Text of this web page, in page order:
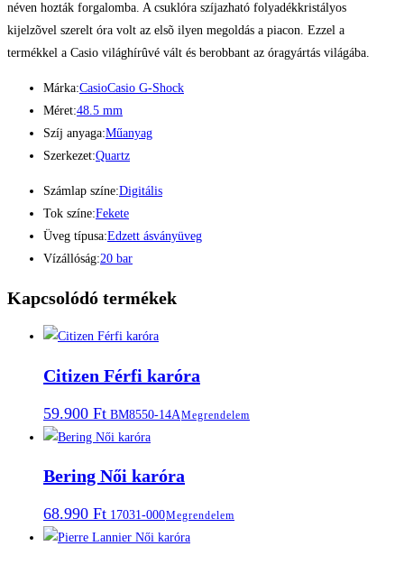
néven hozták forgalomba. A csuklóra szíjazható folyadékkristályos
kijelzõvel szerelt óra volt az elsõ ilyen megoldás a piacon. Ezzel a
termékkel a Casio világhírûvé vált és berobbant az óragyártás világába.
Márka:CasioCasio G-Shock
Méret:48.5 mm
Szíj anyaga:Műanyag
Szerkezet:Quartz
Számlap színe:Digitális
Tok színe:Fekete
Üveg típusa:Edzett ásványüveg
Vízállóság:20 bar
Kapcsolódó termékek
Citizen Férfi karóra
59.900 Ft BM8550-14AMegrendelem
Bering Női karóra
68.990 Ft 17031-000Megrendelem